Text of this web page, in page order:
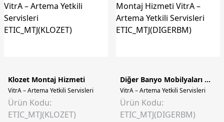
Klozet Montaj Hizmeti
VitrA – Artema Yetkili Servisleri
Ürün Kodu:
ETIC_MTJ(KLOZET)
Diğer Banyo Mobilyaları Montaj Hizmeti
VitrA – Artema Yetkili Servisleri
Ürün Kodu:
ETIC_MTJ(DIGERBM)